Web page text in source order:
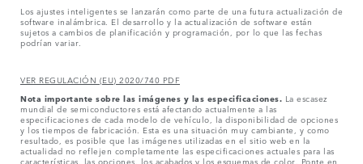
Los ajustes inteligentes se lanzarán como parte de una futura actualización de
software inalámbrica. El desarrollo y la actualización de software están
sujetos a cambios de planificación y programación, por lo que las fechas
podrían variar.
VER REGULACIÓN (EU) 2020/740 PDF
Nota importante sobre las imágenes y las especificaciones. La escasez
mundial de semiconductores está afectando actualmente a las
especificaciones de cada modelo de vehículo, la disponibilidad de opciones
y los tiempos de fabricación. Esta es una situación muy cambiante, y como
resultado, es posible que las imágenes utilizadas en el sitio web en la
actualidad no reflejen completamente las especificaciones actuales para las
características, las opciones, los acabados y los esquemas de color. Ponte en